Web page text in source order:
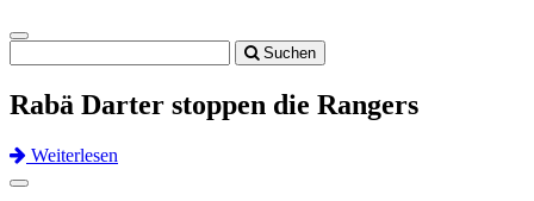
Toggle
navigation
Suchen
Rabä Darter stoppen die Rangers
Weiterlesen
Previous
Next
Toggle